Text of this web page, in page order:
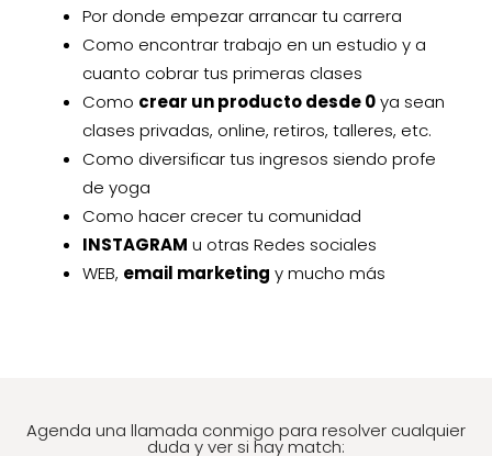
Por donde empezar arrancar tu carrera
Como encontrar trabajo en un estudio y a
cuanto cobrar tus primeras clases
Como crear un producto desde 0ya sean
clases privadas, online, retiros, talleres, etc.
Como diversificar tus ingresos siendo profe
de yoga
Como hacer crecer tu comunidad
INSTAGRAM u otras Redes sociales
WEB, email marketing y mucho más
Agenda una llamada conmigo para resolver cualquier
duda y ver si hay match: